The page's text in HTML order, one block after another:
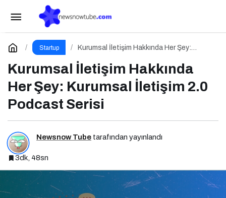
Startup
Kurumsal İletişim Hakkında Her Şey:
Kurumsal İletişim Hakkında
Her Şey: Kurumsal İletişim 2.0
Podcast Serisi
Newsnow Tube tarafından yayınlandı
3dk, 48sn
Google I/O 2026 ve Ajan Ekonomisi:
Girişimcinin Yeni Rakibi Arama Kutusu
Yorum Yap